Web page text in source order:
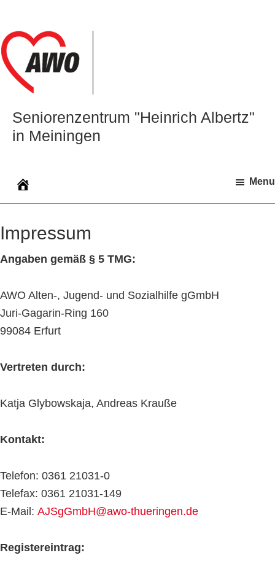
springen
springen
springen
Seniorenzentrum "Heinrich Albertz"
in Meiningen
Menu
Impressum
Angaben gemäß § 5 TMG:
AWO Alten-, Jugend- und Sozialhilfe gGmbH
Juri-Gagarin-Ring 160
99084 Erfurt
Vertreten durch:
Katja Glybowskaja, Andreas Krauße
Kontakt:
Telefon: 0361 21031-0
Telefax: 0361 21031-149
E-Mail: AJSgGmbH@awo-thueringen.de
Registereintrag: